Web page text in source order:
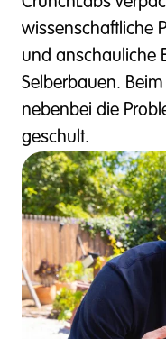
wissenschaftliche
und anschauliche
Selberbauen.
nebenbei die
geschult.